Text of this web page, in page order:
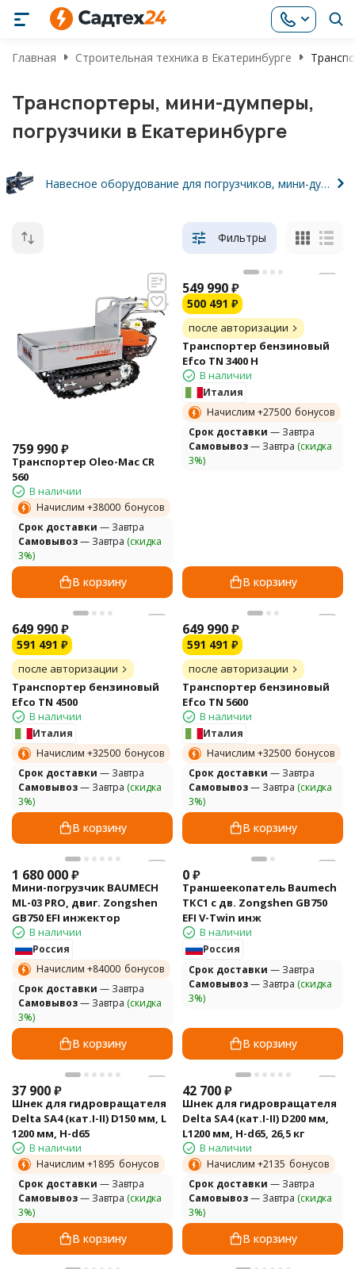
Главная Строительная техника в Екатеринбурге
Транспортеры, мини-думперы,
погрузчики в Екатеринбурге
Навесное оборудование для погрузчиков, мини-думперов
Фильтры
759 990₽
Транспортер Oleo-Mac CR
560
В наличии
Начислим +38000 бонусов
Cрок доставки — Завтра
Самовывоз— Завтра (скидка
3%)
В корзину
549 990₽
500 491 ₽
после авторизации
Транспортер бензиновый
Efco TN 3400 H
В наличии
Италия
Начислим +27500 бонусов
Cрок доставки — Завтра
Самовывоз— Завтра (скидка
3%)
В корзину
649 990₽
591 491 ₽
после авторизации
Транспортер бензиновый
Efco TN 4500
В наличии
Италия
Начислим +32500 бонусов
Cрок доставки — Завтра
Самовывоз— Завтра (скидка
3%)
В корзину
649 990₽
591 491 ₽
после авторизации
Транспортер бензиновый
Efco TN 5600
В наличии
Италия
Начислим +32500 бонусов
Cрок доставки — Завтра
Самовывоз— Завтра (скидка
3%)
В корзину
1 680 000₽
Мини-погрузчик BAUMECH
ML-03 PRO, двиг. Zongshen
GB750 EFI инжектор
В наличии
Россия
Начислим +84000 бонусов
Cрок доставки — Завтра
Самовывоз— Завтра (скидка
3%)
В корзину
0₽
Траншеекопатель Baumech
ТКС1 с дв. Zongshen GB750
EFI V-Twin инж
В наличии
Россия
Cрок доставки — Завтра
Самовывоз— Завтра (скидка
3%)
В корзину
37 900₽
Шнек для гидровращателя
Delta SА4 (кат.I-II) D150 мм, L
1200 мм, H-d65
В наличии
Начислим +1895 бонусов
Cрок доставки — Завтра
Самовывоз— Завтра (скидка
3%)
В корзину
42 700₽
Шнек для гидровращателя
Delta SА4 (кат.I-II) D200 мм,
L1200 мм, H-d65, 26,5 кг
В наличии
Начислим +2135 бонусов
Cрок доставки — Завтра
Самовывоз— Завтра (скидка
3%)
В корзину